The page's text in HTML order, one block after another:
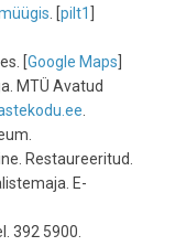
. [pilt1
[Google Maps
MTÜ Avatud
.
Restaureeritud.
E-
392 5900.